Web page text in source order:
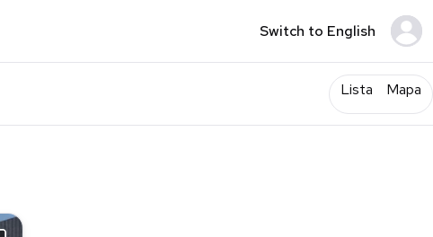
Switch to English
Lista Mapa